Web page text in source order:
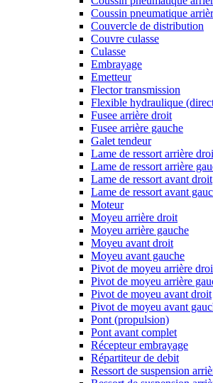
Coussin pneumatique
Couvercle de distribution
Couvre culasse
Culasse
Embrayage
Emetteur
Flector transmission
Flexible hydraulique
Fusee arrière droit
Fusee arrière gauche
Galet tendeur
Lame de ressort arrière
Lame de ressort arrière
Lame de ressort avant droit
Lame de ressort avant
Moteur
Moyeu arrière droit
Moyeu arrière gauche
Moyeu avant droit
Moyeu avant gauche
Pivot de moyeu arrière
Pivot de moyeu arrière
Pivot de moyeu avant droit
Pivot de moyeu avant
Pont (propulsion)
Pont avant complet
Récepteur embrayage
Répartiteur de debit
Ressort de suspension